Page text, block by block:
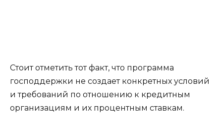
Стоит отметить тот факт, что программа
господдержки не создает конкретных условий
и требований по отношению к кредитным
организациям и их процентным ставкам.